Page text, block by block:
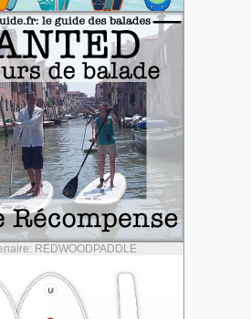
REDWOODPADDLE